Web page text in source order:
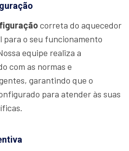
correta do aquecedor
para o seu funcionamento
equipe realiza a
com as normas e
garantindo que o
para atender às suas